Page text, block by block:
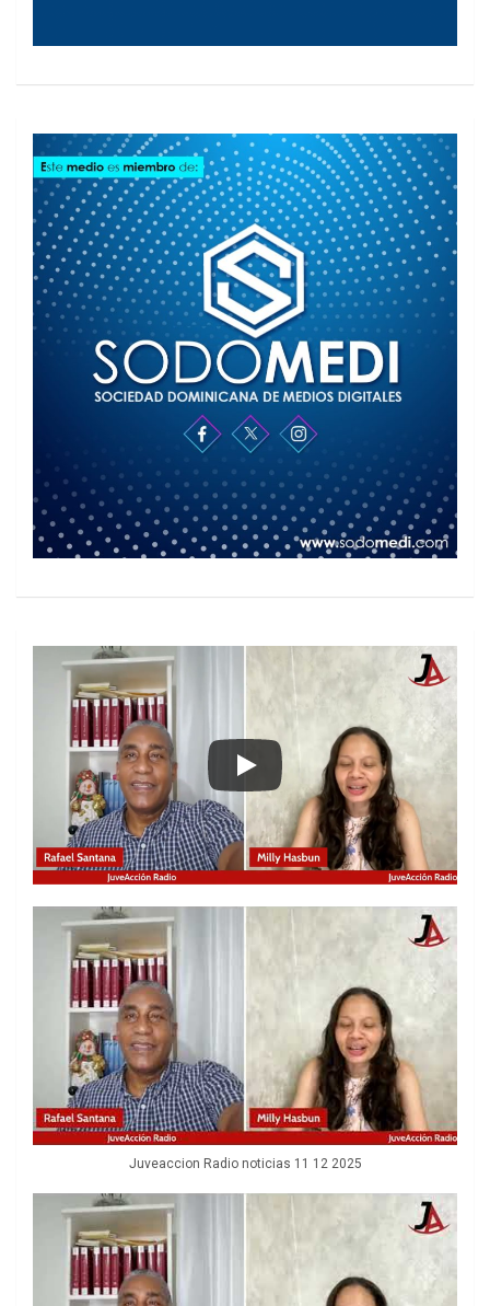
Juveaccion Radio noticias 11 12 2025